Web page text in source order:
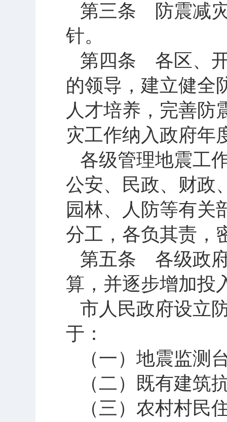
第三条 防震减
针。
第四条 各区、
的领导，建立健全
人才培养，完善防
灾工作纳入政府年
各级管理地震工
公安、民政、财政
园林、人防等有关
分工，各负其责，
第五条 各级政
算，并逐步增加投
市人民政府设立
于：
（一）地震监测
（二）既有建筑
（三）农村村民